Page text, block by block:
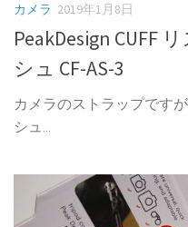
カメラ 2019年1月8日
PeakDesign CUFF
シュ CF-AS-3
カメラのストラップです
シュ...